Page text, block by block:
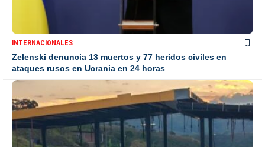
INTERNACIONALES
Zelenski denuncia 13 muertos y 77 heridos civiles en
ataques rusos en Ucrania en 24 horas